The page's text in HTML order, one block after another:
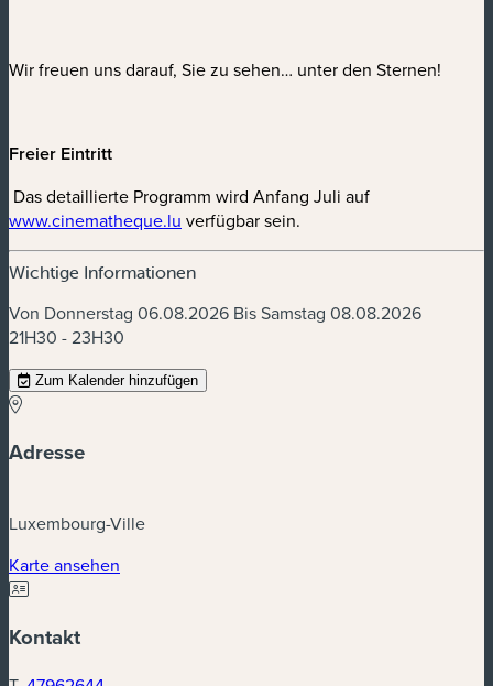
Wir freuen uns darauf, Sie zu sehen… unter den Sternen!
Freier Eintritt
Das detaillierte Programm wird Anfang Juli auf
www.cinematheque.lu (neues Fenster)
verfügbar sein.
Wichtige Informationen
Von Donnerstag 06.08.2026 Bis Samstag 08.08.2026
21H30 - 23H30
Zum Kalender hinzufügen
Adresse
Luxembourg-Ville
Karte ansehen
Kontakt